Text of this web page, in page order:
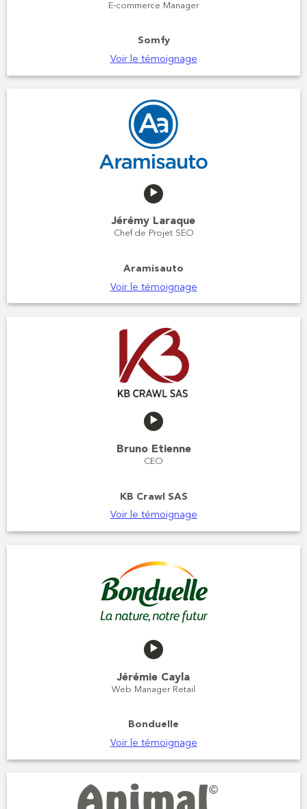
E-commerce Manager
Somfy
Voir le témoignage
Jérémy Laraque
Chef de Projet SEO
Aramisauto
Voir le témoignage
Bruno Etienne
CEO
KB Crawl SAS
Voir le témoignage
Jérémie Cayla
Web Manager Retail
Bonduelle
Voir le témoignage